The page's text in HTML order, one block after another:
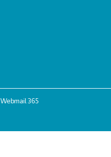
Webmail 365